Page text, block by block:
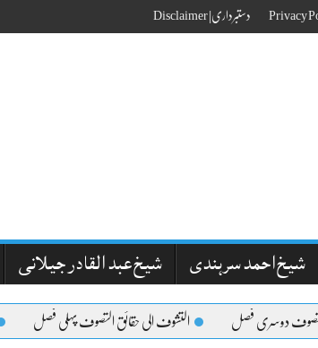
دستبرداری| Disclaimer
شیخ احمد سرہندی شیخ عبد القادر جیلانی
دوسری فصل التشوف الی حقائق التصوف پہلی فصل